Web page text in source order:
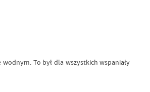
To był dla wszystkich wspaniały